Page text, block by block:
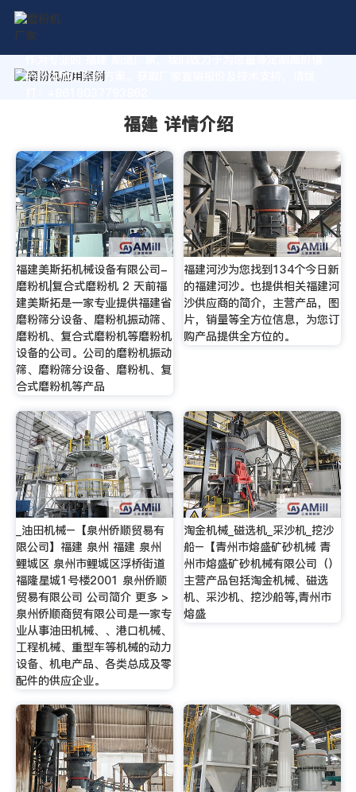
作为专业的 福建 制造厂家，我们致力于为您量身定制高价值
的粉体加工系统方案。获取厂家直销报价及技术支持，请拨
福建 详情介绍
福建美斯拓机械设备有限公司-
磨粉机|复合式磨粉机 2 天前福
建美斯拓是一家专业提供福建省
磨粉筛分设备、磨粉机振动筛、
磨粉机、复合式磨粉机等磨粉机
设备的公司。公司的磨粉机振动
筛、磨粉筛分设备、磨粉机、复
合式磨粉机等产品
福建河沙为您找到134个今日新
的福建河沙。也提供相关福建河
沙供应商的简介，主营产品，图
片，销量等全方位信息，为您订
购产品提供全方位的。
_油田机械–【泉州侨顺贸易有
限公司】福建 泉州 福建 泉州
鲤城区 泉州市鲤城区浮桥街道
福隆星城1号楼2001 泉州侨顺
贸易有限公司 公司简介 更多 >
泉州侨顺商贸有限公司是一家专
业从事油田机械、、港口机械、
工程机械、重型车等机械的动力
设备、机电产品、各类总成及零
配件的供应企业。
淘金机械_磁选机_采沙机_挖沙
船–【青州市熔盛矿砂机械 青
州市熔盛矿砂机械有限公司（）
主营产品包括淘金机械、磁选
机、采沙机、挖沙船等,青州市
熔盛